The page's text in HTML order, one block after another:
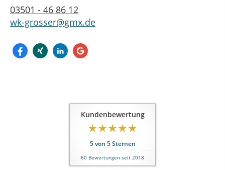
03501 - 46 86 12
wk-grosser@gmx.de
Kundenbewertung
5von 5Sternen
60 Bewertungen seit 2018